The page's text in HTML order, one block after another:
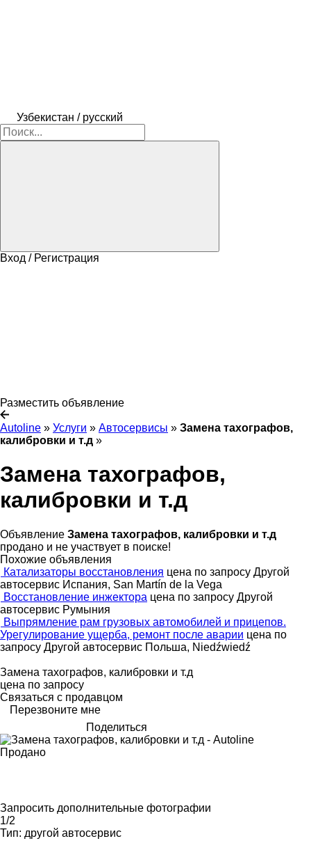
Узбекистан / русский
Вход / Регистрация
Разместить объявление
Autoline » Услуги » Автосервисы » Замена тахографов,
калибровки и т.д »
Замена тахографов,
калибровки и т.д
Объявление Замена тахографов, калибровки и т.д
продано и не участвует в поиске!
Похожие объявления
Катализаторы восстановления цена по запросу Другой
автосервис Испания, San Martín de la Vega
Восстановление инжектора цена по запросу Другой
автосервис Румыния
Выпрямление рам грузовых автомобилей и прицепов.
Урегулирование ущерба, ремонт после аварии цена по
запросу Другой автосервис Польша, Niedźwiedź
Замена тахографов, калибровки и т.д
цена по запросу
Связаться с продавцом
Перезвоните мне
Поделиться
Продано
Запросить дополнительные фотографии
1/2
Тип: другой автосервис